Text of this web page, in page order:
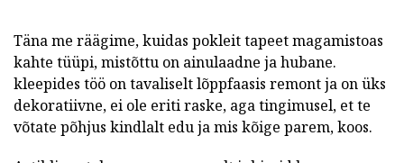
Täna me räägime, kuidas pokleit tapeet magamistoas
kahte tüüpi, mistõttu on ainulaadne ja hubane.
kleepides töö on tavaliselt lõppfaasis remont ja on üks
dekoratiivne, ei ole eriti raske, aga tingimusel, et te
võtate põhjus kindlalt edu ja mis kõige parem, koos.